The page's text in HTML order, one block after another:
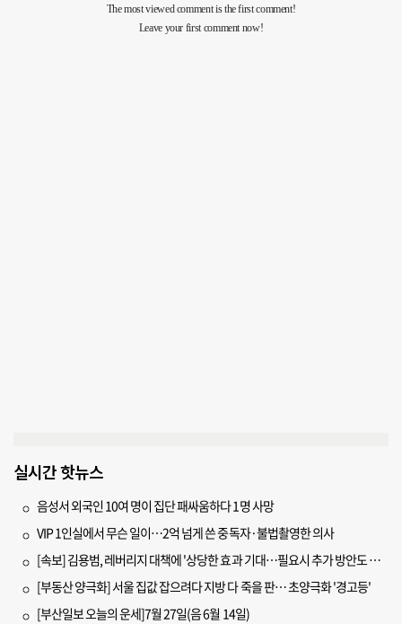
실시간 핫뉴스
음성서 외국인 10여 명이 집단 패싸움하다 1명 사망
VIP 1인실에서 무슨 일이…2억 넘게 쓴 중독자·불법촬영한 의사
[속보] 김용범, 레버리지 대책에 '상당한 효과 기대…필요시 추가 방안도 검토'
[부동산 양극화] 서울 집값 잡으려다 지방 다 죽을 판… 초양극화 '경고등'
[부산일보 오늘의 운세]7월 27일(음 6월 14일)